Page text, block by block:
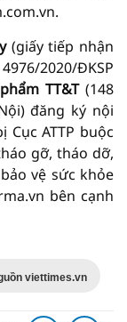
(giấy tiếp nhận
2020/ĐKSP
TT&T(148
đăng ký nội
ATTP buộc
gỡ, tháo dỡ,
vệ sức khỏe
bên cạnh
viettimes.vn